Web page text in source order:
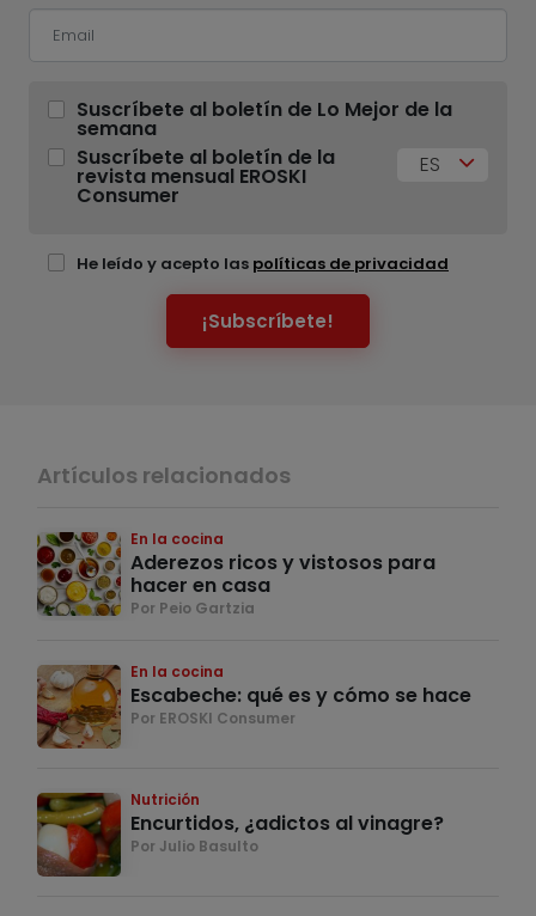
Suscríbete al boletín de Lo Mejor de la
semana
Suscríbete al boletín de la
revista mensual EROSKI
Consumer
ES
He leído y acepto las políticas de privacidad
¡Subscríbete!
Artículos relacionados
En la cocina
Aderezos ricos y vistosos para
hacer en casa
Por Peio Gartzia
En la cocina
Escabeche: qué es y cómo se hace
Por EROSKI Consumer
Nutrición
Encurtidos, ¿adictos al vinagre?
Por Julio Basulto